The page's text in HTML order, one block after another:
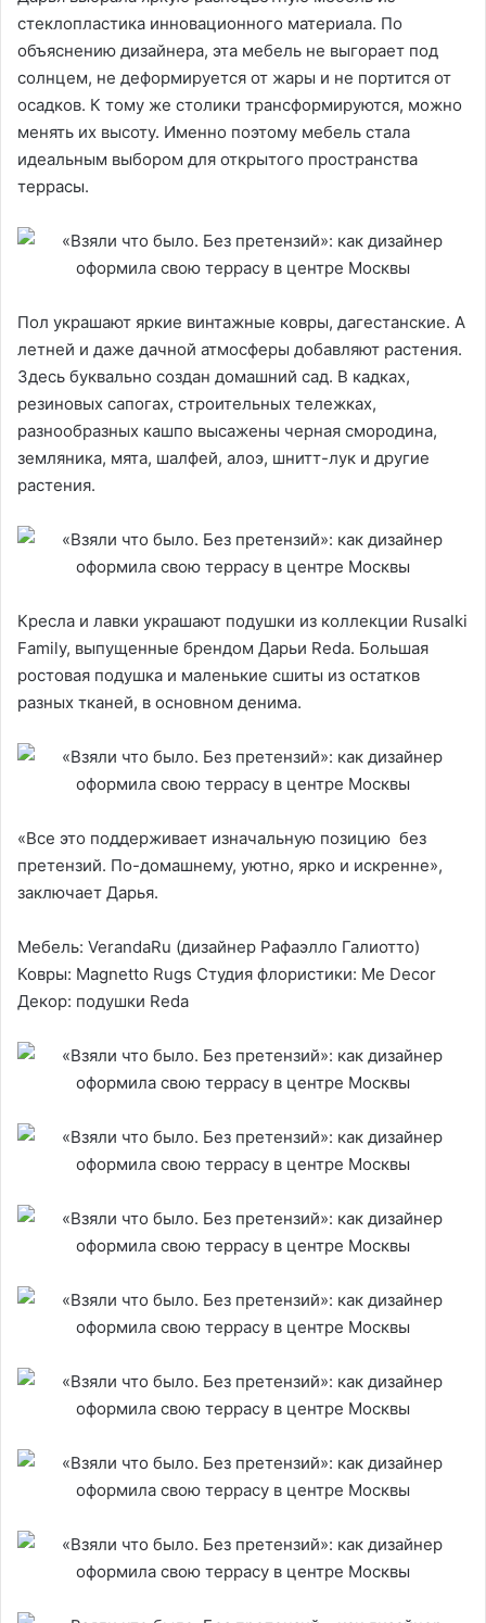
стеклопластика инновационного материала. По
объяснению дизайнера, эта мебель не выгорает под
солнцем, не деформируется от жары и не портится от
осадков. К тому же столики трансформируются, можно
менять их высоту. Именно поэтому мебель стала
идеальным выбором для открытого пространства
террасы.
Пол украшают яркие винтажные ковры, дагестанские. А
летней и даже дачной атмосферы добавляют растения.
Здесь буквально создан домашний сад. В кадках,
резиновых сапогах, строительных тележках,
разнообразных кашпо высажены черная смородина,
земляника, мята, шалфей, алоэ, шнитт-лук и другие
растения.
Кресла и лавки украшают подушки из коллекции Rusalki
Family, выпущенные брендом Дарьи Reda. Большая
ростовая подушка и маленькие сшиты из остатков
разных тканей, в основном денима.
«Все это поддерживает изначальную позицию без
претензий. По-домашнему, уютно, ярко и искренне»,
заключает Дарья.
Мебель: VerandaRu (дизайнер Рафаэлло Галиотто)
Ковры: Magnetto Rugs Студия флористики: Me Decor
Декор: подушки Reda